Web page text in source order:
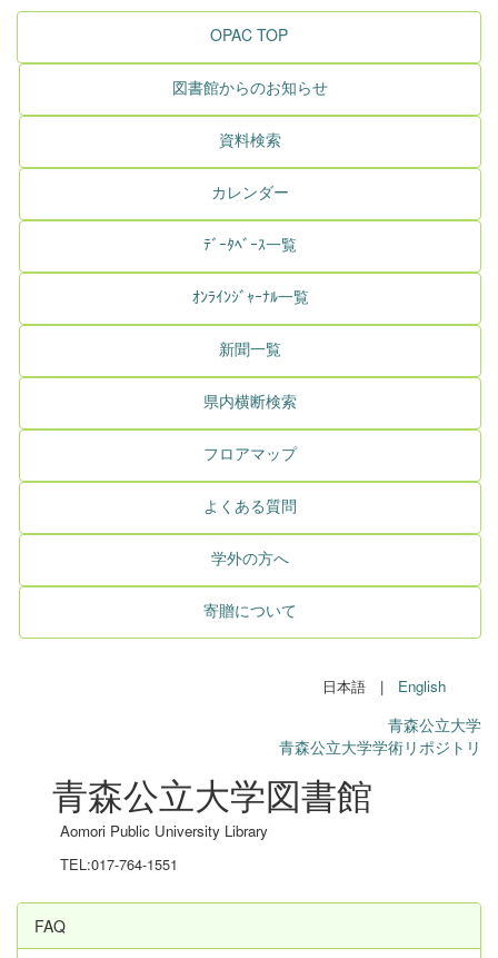
OPAC TOP
図書館からのお知らせ
資料検索
カレンダー
ﾃﾞｰﾀﾍﾞｰｽ一覧
ｵﾝﾗｲﾝｼﾞｬｰﾅﾙ一覧
新聞一覧
県内横断検索
フロアマップ
よくある質問
学外の方へ
寄贈について
日本語 | English
青森公立大学
青森公立大学学術リポジトリ
青森公立大学図書館
Aomori Public University Library
TEL:017-764-1551
FAQ